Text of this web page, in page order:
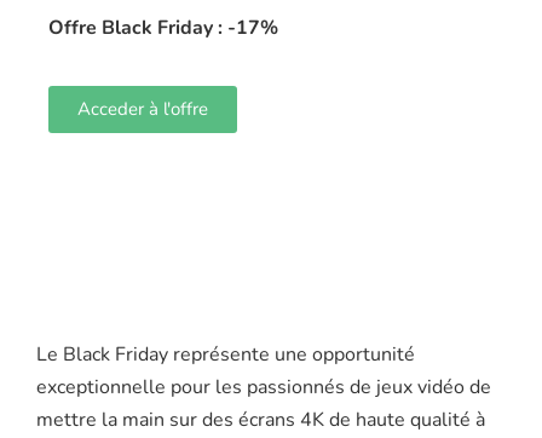
Offre Black Friday : -17%
Acceder à l'offre
Le Black Friday représente une opportunité
exceptionnelle pour les passionnés de jeux vidéo de
mettre la main sur des écrans 4K de haute qualité à